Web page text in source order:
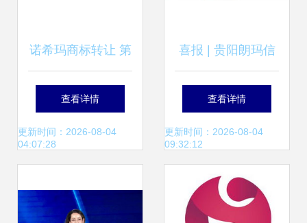
诺希玛商标转让 第
14类珠宝钟表领域
的品牌价值新机遇
查看详情
更新时间：2026-08-04
04:07:28
喜报 | 贵阳朗玛信
息第四次上榜中国
互联网企业100
强，婕玛网络展望
产业新格局
查看详情
更新时间：2026-08-04
09:32:12